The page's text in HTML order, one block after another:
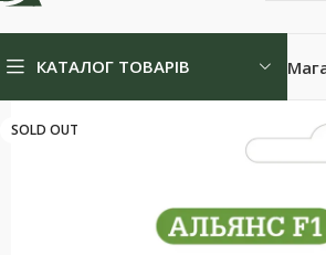
КАТАЛОГ ТОВАРІВ
SOLD OUT